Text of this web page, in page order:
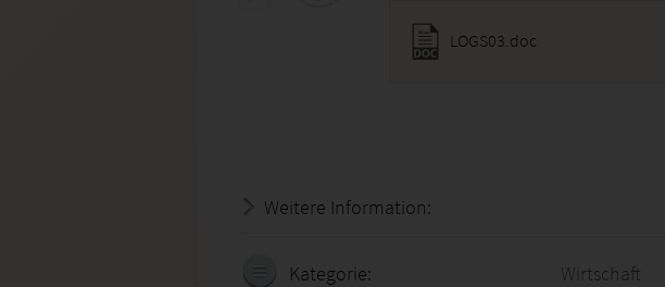
LOGS03.doc
Weitere Information:
Kategorie: Wirtschaft